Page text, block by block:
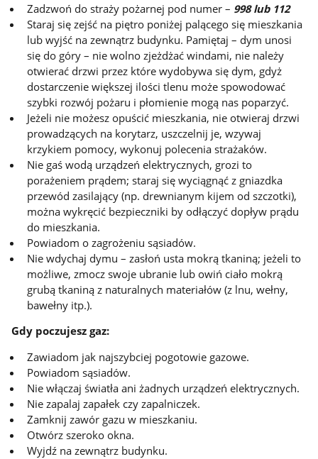
Zadzwoń do straży pożarnej pod numer – 998 lub 112
Staraj się zejść na piętro poniżej palącego się mieszkania
lub wyjść na zewnątrz budynku. Pamiętaj – dym unosi
się do góry – nie wolno zjeżdżać windami, nie należy
otwierać drzwi przez które wydobywa się dym, gdyż
dostarczenie większej ilości tlenu może spowodować
szybki rozwój pożaru i płomienie mogą nas poparzyć.
Jeżeli nie możesz opuścić mieszkania, nie otwieraj drzwi
prowadzących na korytarz, uszczelnij je, wzywaj
krzykiem pomocy, wykonuj polecenia strażaków.
Nie gaś wodą urządzeń elektrycznych, grozi to
porażeniem prądem; staraj się wyciągnąć z gniazdka
przewód zasilający (np. drewnianym kijem od szczotki),
można wykręcić bezpieczniki by odłączyć dopływ prądu
do mieszkania.
Powiadom o zagrożeniu sąsiadów.
Nie wdychaj dymu – zasłoń usta mokrą tkaniną; jeżeli to
możliwe, zmocz swoje ubranie lub owiń ciało mokrą
grubą tkaniną z naturalnych materiałów (z lnu, wełny,
bawełny itp.).
Gdy poczujesz gaz:
Zawiadom jak najszybciej pogotowie gazowe.
Powiadom sąsiadów.
Nie włączaj światła ani żadnych urządzeń elektrycznych.
Nie zapalaj zapałek czy zapalniczek.
Zamknij zawór gazu w mieszkaniu.
Otwórz szeroko okna.
Wyjdź na zewnątrz budynku.